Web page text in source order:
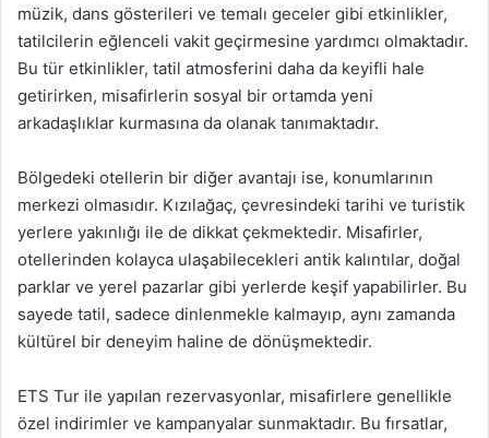
müzik, dans gösterileri ve temalı geceler gibi etkinlikler,
tatilcilerin eğlenceli vakit geçirmesine yardımcı olmaktadır.
Bu tür etkinlikler, tatil atmosferini daha da keyifli hale
getirirken, misafirlerin sosyal bir ortamda yeni
arkadaşlıklar kurmasına da olanak tanımaktadır.
Bölgedeki otellerin bir diğer avantajı ise, konumlarının
merkezi olmasıdır. Kızılağaç, çevresindeki tarihi ve turistik
yerlere yakınlığı ile de dikkat çekmektedir. Misafirler,
otellerinden kolayca ulaşabilecekleri antik kalıntılar, doğal
parklar ve yerel pazarlar gibi yerlerde keşif yapabilirler. Bu
sayede tatil, sadece dinlenmekle kalmayıp, aynı zamanda
kültürel bir deneyim haline de dönüşmektedir.
ETS Tur ile yapılan rezervasyonlar, misafirlere genellikle
özel indirimler ve kampanyalar sunmaktadır. Bu fırsatlar,